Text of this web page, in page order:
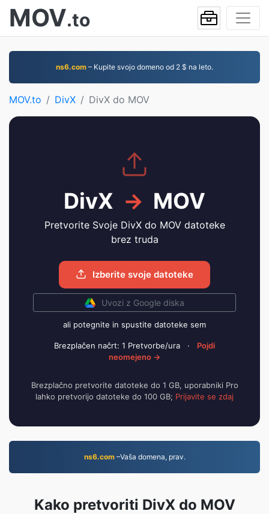
MOV.to
ns6.com – Kupite svojo domeno od 2 $ na leto.
MOV.to DivX DivX do MOV
DivX → MOV
Pretvorite Svoje DivX do MOV datoteke
brez truda
Izberite svoje datoteke
Uvozi z Google diska
ali potegnite in spustite datoteke sem
Brezplačen načrt: 1 Pretvorbe/ura ·
Pojdi
neomejeno →
Brezplačno pretvorite datoteke do 1 GB, uporabniki Pro
lahko pretvorijo datoteke do 100 GB; Prijavite se zdaj
ns6.com–Vaša domena, prav.
Kako pretvoriti DivX do MOV